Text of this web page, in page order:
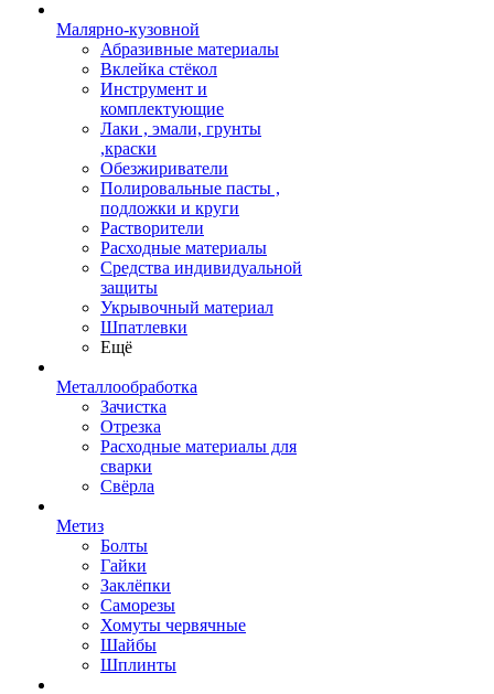
Малярно-кузовной
Абразивные материалы
Вклейка стёкол
Инструмент и
комплектующие
Лаки , эмали, грунты
,краски
Обезжириватели
Полировальные пасты ,
подложки и круги
Растворители
Расходные материалы
Средства индивидуальной
защиты
Укрывочный материал
Шпатлевки
Ещё
Металлообработка
Зачистка
Отрезка
Расходные материалы для
сварки
Свёрла
Метиз
Болты
Гайки
Заклёпки
Саморезы
Хомуты червячные
Шайбы
Шплинты